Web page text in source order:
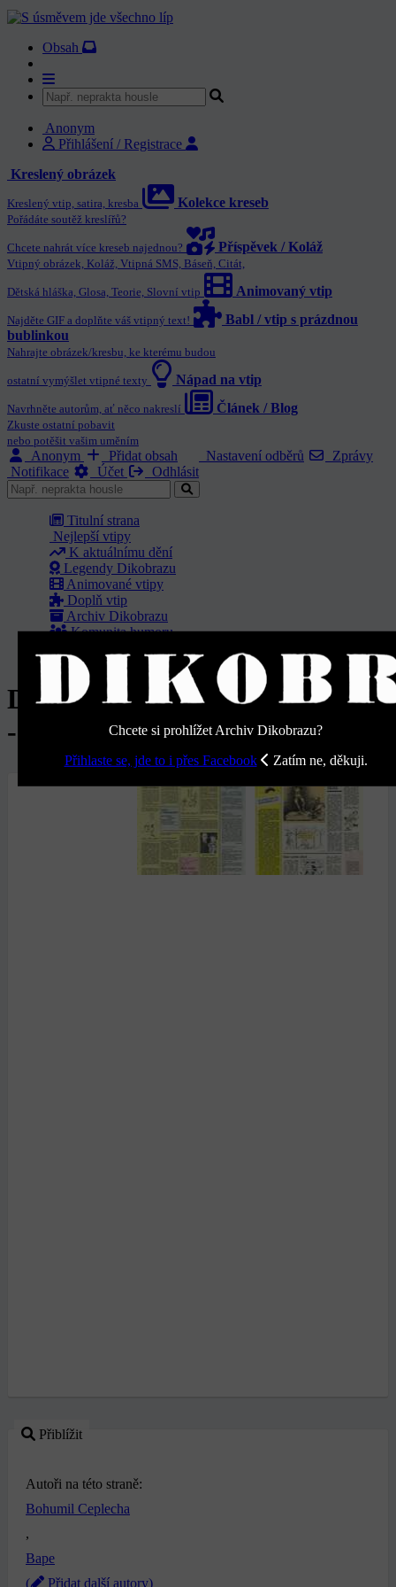
Obsah
Anonym
Přihlášení / Registrace
Kreslený obrázek
Kreslený vtip, satira, kresba Kolekce kreseb
Pořádáte soutěž kreslířů?
Chcete nahrát více kreseb najednou? Příspěvek / Koláž
Vtipný obrázek, Koláž, Vtipná SMS, Báseň, Citát,
Dětská hláška, Glosa, Teorie, Slovní vtip Animovaný vtip
Najděte GIF a doplňte váš vtipný text!
Babl / vtip s prázdnou
bublinkou
Nahrajte obrázek/kresbu, ke kterému budou
ostatní vymýšlet vtipné texty Nápad na vtip
Navrhněte autorům, ať něco nakreslí Článek / Blog
Zkuste ostatní pobavit
nebo potěšit vašim uměním
Anonym Přidat obsah Nastavení odběrů
Zprávy
Notifikace
Účet Odhlásit
Titulní strana
Nejlepší vtipy
K aktuálnímu dění
Legendy Dikobrazu
Animované vtipy
Doplň vtip
Archiv Dikobrazu
Komunita humoru
Chcete si prohlížet Archiv Dikobrazu?
Přihlaste se, jde to i přes Facebook
Zatím ne, děkuji.
Dikobraz ročník 1987 - Číslo 15
- Strana 13
Přiblížit
Autoři na této straně:
Bohumil Ceplecha
,
Bape
(
Přidat další autory)